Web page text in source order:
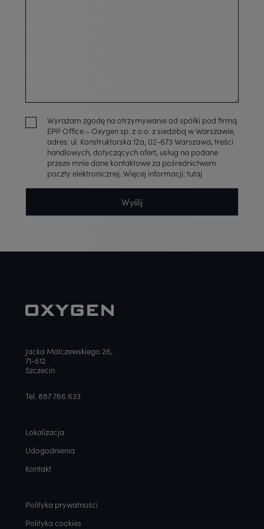
Wyrażam zgodę na otrzymywanie od spółki pod firmą
EPP Office – Oxygen sp. z o.o. z siedzibą w Warszawie,
adres: ul. Konstruktorska 12a, 02-673 Warszawa, treści
handlowych, dotyczących ofert, usług na podane
przeze mnie dane kontaktowe za pośrednictwem
poczty elektronicznej. Więcej informacji:tutaj
Jacka Malczewskiego 26,
71-612
Szczecin
Tel. 887 766 633
Lokalizacja
Udogodnienia
Kontakt
Polityka prywatności
Polityka cookies